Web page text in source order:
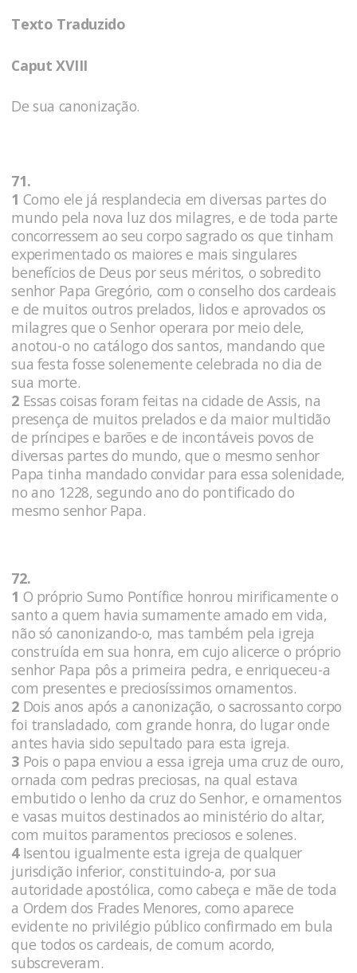
Texto Traduzido
Caput XVIII
De sua canonização.
71.
1 Como ele já resplandecia em diversas partes do
mundo pela nova luz dos milagres, e de toda parte
concorressem ao seu corpo sagrado os que tinham
experimentado os maiores e mais singulares
benefícios de Deus por seus méritos, o sobredito
senhor Papa Gregório, com o conselho dos cardeais
e de muitos outros prelados, lidos e aprovados os
milagres que o Senhor operara por meio dele,
anotou-o no catálogo dos santos, mandando que
sua festa fosse solenemente celebrada no dia de
sua morte.
2 Essas coisas foram feitas na cidade de Assis, na
presença de muitos prelados e da maior multidão
de príncipes e barões e de incontáveis povos de
diversas partes do mundo, que o mesmo senhor
Papa tinha mandado convidar para essa solenidade,
no ano 1228, segundo ano do pontificado do
mesmo senhor Papa.
72.
1 O próprio Sumo Pontífice honrou mirificamente o
santo a quem havia sumamente amado em vida,
não só canonizando-o, mas também pela igreja
construída em sua honra, em cujo alicerce o próprio
senhor Papa pôs a primeira pedra, e enriqueceu-a
com presentes e preciosíssimos ornamentos.
2 Dois anos após a canonização, o sacrossanto corpo
foi transladado, com grande honra, do lugar onde
antes havia sido sepultado para esta igreja.
3 Pois o papa enviou a essa igreja uma cruz de ouro,
ornada com pedras preciosas, na qual estava
embutido o lenho da cruz do Senhor, e ornamentos
e vasas muitos destinados ao ministério do altar,
com muitos paramentos preciosos e solenes.
4Isentou igualmente esta igreja de qualquer
jurisdição inferior, constituindo-a, por sua
autoridade apostólica, como cabeça e mãe de toda
a Ordem dos Frades Menores, como aparece
evidente no privilégio público confirmado em bula
que todos os cardeais, de comum acordo,
subscreveram.